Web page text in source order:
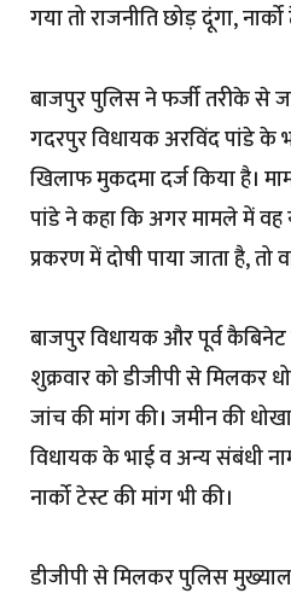
गया तो राजनीति छोड़ दूंगा,
बाजपुर पुलिस ने फर्जी तरीके से
गदरपुर विधायक अरविंद पांडे के
खिलाफ मुकदमा दर्ज किया है।
पांडे ने कहा कि अगर मामले में वह
प्रकरण में दोषी पाया जाता है, तो
बाजपुर विधायक और पूर्व कैबिनेट
शुक्रवार को डीजीपी से मिलकर
जांच की मांग की। जमीन की
विधायक के भाई व अन्य संबंधी
नार्को टेस्ट की मांग भी की।
डीजीपी से मिलकर पुलिस